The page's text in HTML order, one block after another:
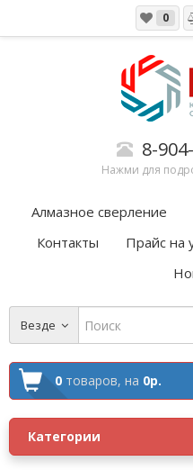
0
8-
Нажми для
Алмазное сверление
Контакты
Прайс на
Везде
0 товаров, на 0р.
Категории